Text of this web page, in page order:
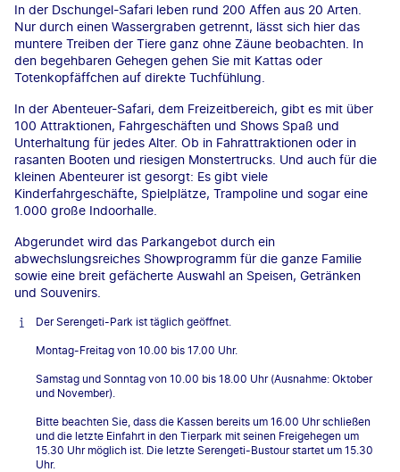
In der Dschungel-Safari leben rund 200 Affen aus 20 Arten.
Nur durch einen Wassergraben getrennt, lässt sich hier das
muntere Treiben der Tiere ganz ohne Zäune beobachten. In
den begehbaren Gehegen gehen Sie mit Kattas oder
Totenkopfäffchen auf direkte Tuchfühlung.
In der Abenteuer-Safari, dem Freizeitbereich, gibt es mit über
100 Attraktionen, Fahrgeschäften und Shows Spaß und
Unterhaltung für jedes Alter. Ob in Fahrattraktionen oder in
rasanten Booten und riesigen Monstertrucks. Und auch für die
kleinen Abenteurer ist gesorgt: Es gibt viele
Kinderfahrgeschäfte, Spielplätze, Trampoline und sogar eine
1.000 große Indoorhalle.
Abgerundet wird das Parkangebot durch ein
abwechslungsreiches Showprogramm für die ganze Familie
sowie eine breit gefächerte Auswahl an Speisen, Getränken
und Souvenirs.
Der Serengeti-Park ist täglich geöffnet.
Montag-Freitag von 10.00 bis 17.00 Uhr.
Samstag und Sonntag von 10.00 bis 18.00 Uhr (Ausnahme: Oktober
und November).
Bitte beachten Sie, dass die Kassen bereits um 16.00 Uhr schließen
und die letzte Einfahrt in den Tierpark mit seinen Freigehegen um
15.30 Uhr möglich ist. Die letzte Serengeti-Bustour startet um 15.30
Uhr.